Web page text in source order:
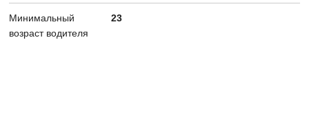
Минимальный
возраст водителя
23